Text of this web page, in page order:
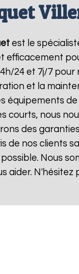
est le
24 et 7j/7
et la
équipements
courts, nous
des
de nos clients
Nous
aider.